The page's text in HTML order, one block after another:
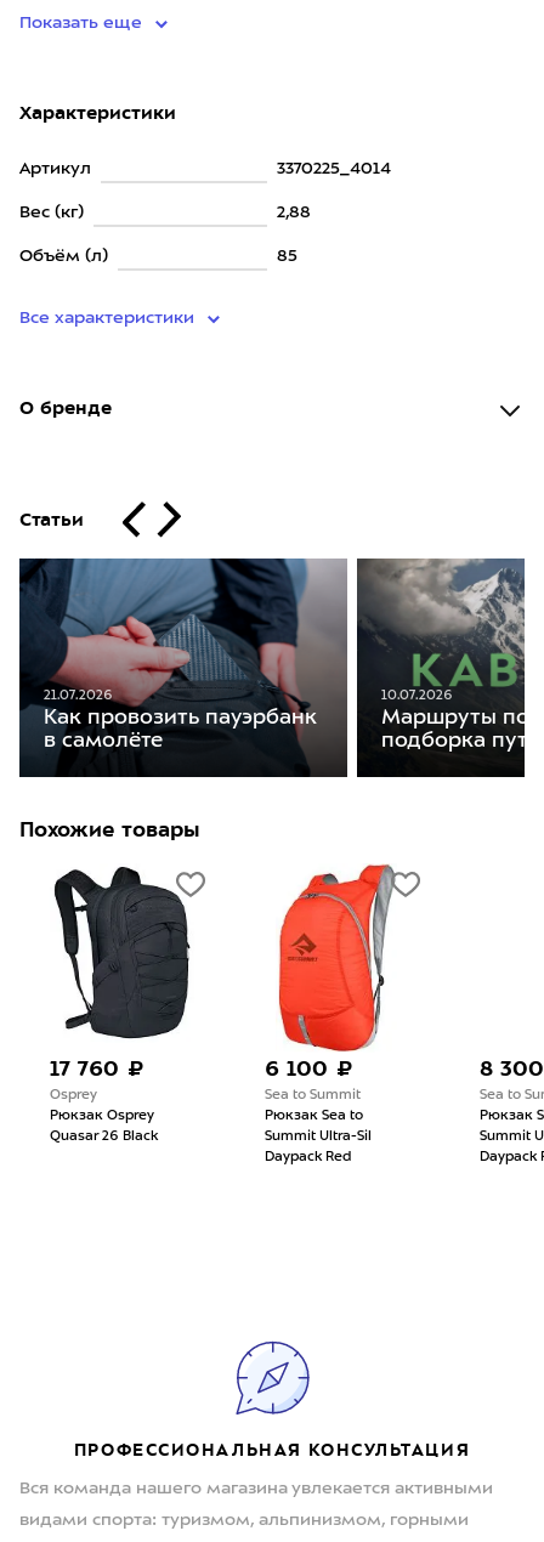
Показать еще
Характеристики
Артикул 3370225_4014
Вес (кг) 2,88
Объём (л) 85
Все характеристики
О бренде
Статьи
21.07.2026
Как провозить пауэрбанк
в самолёте
10.07.2026
Маршруты по
подборка
Похожие товары
17 760 ₽
Osprey
Рюкзак Osprey
Quasar 26 Black
6 100 ₽
Sea to Summit
Рюкзак Sea to
Summit Ultra-Sil
Daypack Red
8
Sea to
Рюкзак
Summit
Daypack
ПРОФЕССИОНАЛЬНАЯ КОНСУЛЬТАЦИЯ
Вся команда нашего магазина увлекается активными
видами спорта: туризмом, альпинизмом, горными